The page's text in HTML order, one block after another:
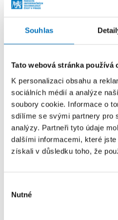
Souhlas
Tato webová stránka používá
K personalizaci obsahu a
sociálních médií a analýze
soubory cookie. Informace o
sdílíme se svými partnery pro
analýzy. Partneři tyto údaje
dalšími informacemi, které
získali v důsledku toho, že
souhlasu
Nutné
Čermák, CSc.
Předseda